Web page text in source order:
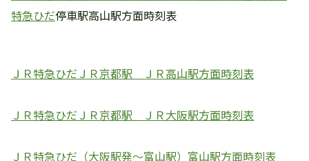
特急ひだ停車駅高山駅方面時刻表
ＪＲ特急ひだＪＲ京都駅 ＪＲ高山駅方面時刻表
ＪＲ特急ひだＪＲ京都駅 ＪＲ大阪駅方面時刻表
ＪＲ特急ひだ（大阪駅発～富山駅）富山駅方面時刻表